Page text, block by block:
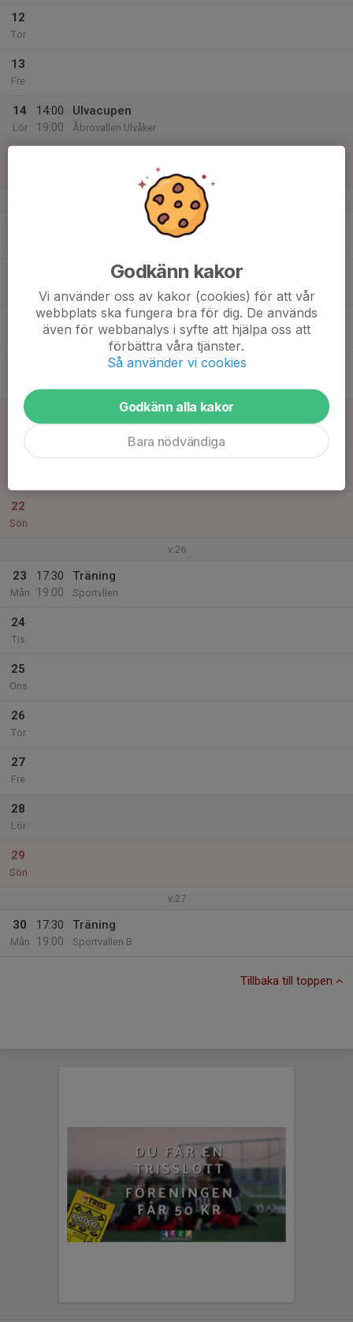
12
Tor
13
Fre
14
Lör
14:00
19:00
Ulvacupen
Åbrovallen Ulvåker
Åbrovallen Ulvåker
v.25
20
22
Sön
v.26
23
Mån
17:30
19:00
Träning
Sportvllen
24
Tis
25
Ons
26
Tor
27
Fre
28
Lör
29
Sön
v.27
30
Mån
17:30
19:00
Träning
Sportvallen B
Tillbaka till toppen
Godkänn kakor
Vi använder oss av kakor (cookies) för att vår
webbplats ska fungera bra för dig. De används
även för webbanalys i syfte att hjälpa oss att
förbättra våra tjänster.
Så använder vi cookies
Godkänn alla kakor
Bara nödvändiga